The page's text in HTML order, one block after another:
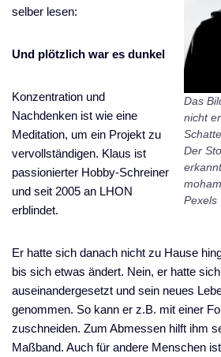
Das
nicht
Der
Pexels
selber lesen:
Und plötzlich war es dunkel
Konzentration und
Nachdenken ist wie eine
Meditation, um ein Projekt zu
vervollständigen. Klaus ist
passionierter Hobby-Schreiner
und seit 2005 an LHON
erblindet.
Er hatte sich danach nicht zu Hause
bis sich etwas ändert. Nein, er hatte
auseinandergesetzt und sein neues
genommen. So kann er z.B. mit einer
zuschneiden. Zum Abmessen hilft ihm
Maßband. Auch für andere Menschen